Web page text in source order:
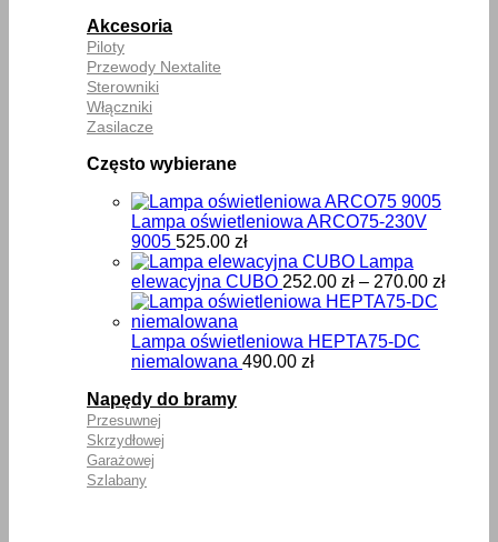
Akcesoria
Piloty
Przewody Nextalite
Sterowniki
Włączniki
Zasilacze
Często wybierane
Lampa oświetleniowa ARCO75-230V
9005 525.00 zł
Lampa
elewacyjna CUBO 252.00 zł – 270.00 złZakres
Lampa oświetleniowa HEPTA75-DC
niemalowana 490.00 zł
Napędy do bramy
Przesuwnej
Skrzydłowej
Garażowej
Szlabany